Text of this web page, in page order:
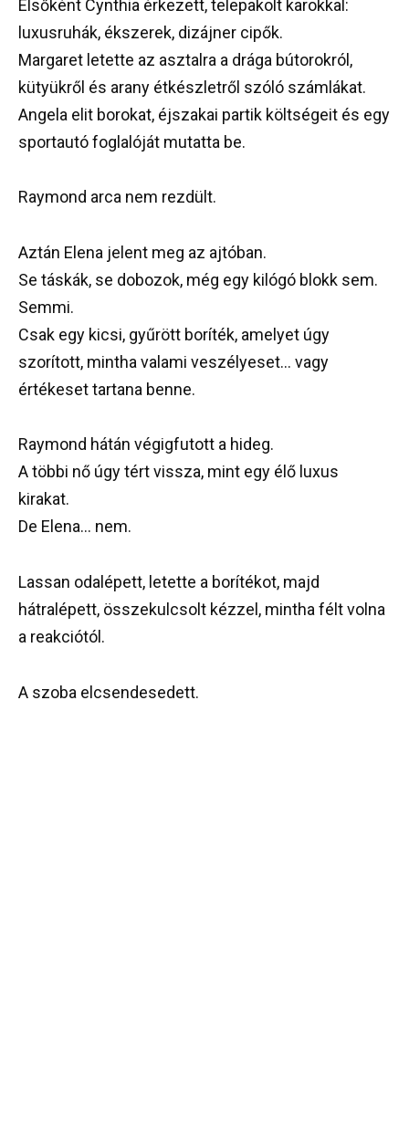
Elsőként Cynthia érkezett, telepakolt karokkal:
luxusruhák, ékszerek, dizájner cipők.
Margaret letette az asztalra a drága bútorokról,
kütyükről és arany étkészletről szóló számlákat.
Angela elit borokat, éjszakai partik költségeit és egy
sportautó foglalóját mutatta be.
Raymond arca nem rezdült.
Aztán Elena jelent meg az ajtóban.
Se táskák, se dobozok, még egy kilógó blokk sem.
Semmi.
Csak egy kicsi, gyűrött boríték, amelyet úgy
szorított, mintha valami veszélyeset… vagy
értékeset tartana benne.
Raymond hátán végigfutott a hideg.
A többi nő úgy tért vissza, mint egy élő luxus
kirakat.
De Elena… nem.
Lassan odalépett, letette a borítékot, majd
hátralépett, összekulcsolt kézzel, mintha félt volna
a reakciótól.
A szoba elcsendesedett.